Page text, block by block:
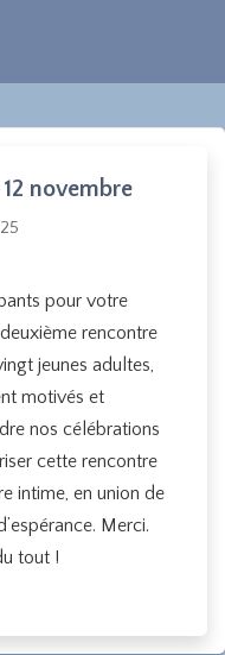
novembre
pour votre
rencontre
jeunes adultes,
motivés et
nos célébrations
cette rencontre
intime, en union de
Merci.
tout !